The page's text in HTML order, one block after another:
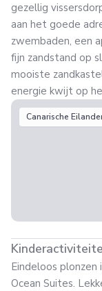
gezellig
aan het goede
zwembaden, een
fijn zandstand op
mooiste
energie kwijt op
Canarische
Eindeloos
Ocean Suites.